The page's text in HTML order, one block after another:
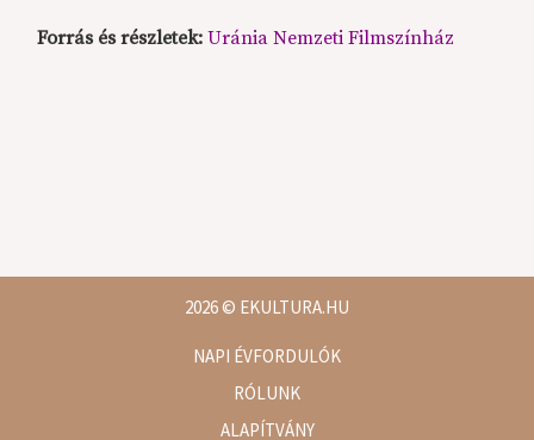
Forrás és részletek: Uránia Nemzeti Filmszínház
2026© EKULTURA.HU
NAPI ÉVFORDULÓK
RÓLUNK
ALAPÍTVÁNY